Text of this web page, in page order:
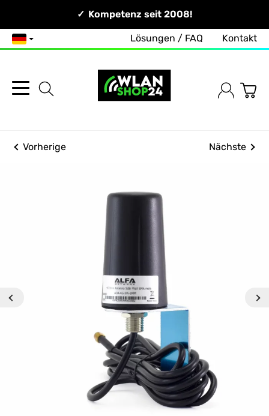
Persönlich & Erreichbar!Kompetenz seit 2008!
Deutsch Lösungen / FAQ Kontakt
Vorherige Nächste